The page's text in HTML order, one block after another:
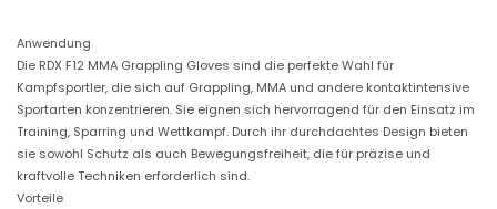
M
e
n
g
e
Anwendung
Die RDX F12 MMA Grappling Gloves sind die perfekte Wahl für
Kampfsportler, die sich auf Grappling, MMA und andere kontaktintensive
Sportarten konzentrieren. Sie eignen sich hervorragend für den Einsatz im
Training, Sparring und Wettkampf. Durch ihr durchdachtes Design bieten
sie sowohl Schutz als auch Bewegungsfreiheit, die für präzise und
kraftvolle Techniken erforderlich sind.
Vorteile